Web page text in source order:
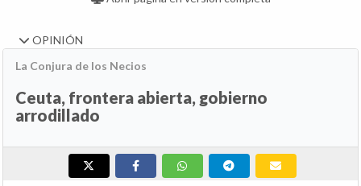
OPINIÓN
La Conjura de los Necios
Ceuta, frontera abierta, gobierno
arrodillado